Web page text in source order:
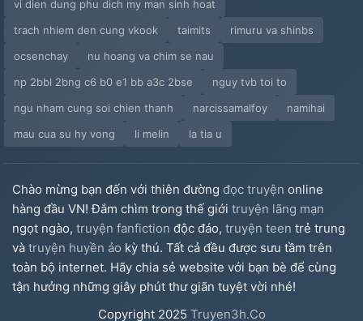
vi dien dung phu dich my man sinh hoat
trach nhiem den cung vkook
taimits
rimuru va shinbs
ocsenchay
nu hoang va chim se nau
np 2bbl 2bng c6 b0 e1 bb a3c 2bse
nguy tvb toi to
ngu nham cung soi chien thanh
narcissamalfoy
namihai
mau cua su hy vong
li melin la tia u
Chào mừng bạn đến với thiên đường đọc truyện online
hàng đầu VN! Đắm chìm trong thế giới truyện lãng mạn
ngọt ngào, truyện fanfiction độc đáo, truyện teen trẻ trung
và truyện huyền ảo kỳ thú. Tất cả đều được sưu tầm trên
toàn bộ internet. Hãy chia sẻ website với bạn bè để cùng
tận hưởng những giây phút thư giãn tuyệt vời nhé!
Copyright 2025 Truyen3h.Co